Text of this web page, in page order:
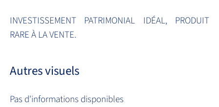
INVESTISSEMENT PATRIMONIAL IDÉAL, PRODUIT
RARE À LA VENTE.
Autres visuels
Pas d'informations disponibles